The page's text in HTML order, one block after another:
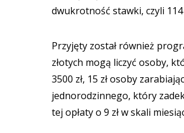
dwukrotność stawki, czyli 114
Przyjęty został również
złotych mogą liczyć osoby,
3500 zł, 15 zł osoby
jednorodzinnego, który
tej opłaty o 9 zł w skali